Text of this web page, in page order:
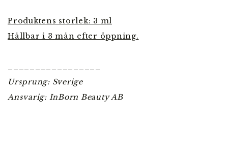
Produktens storlek: 3 ml
Hållbar i 3 mån efter öppning.
Ursprung: Sverige
Ansvarig: InBorn Beauty AB